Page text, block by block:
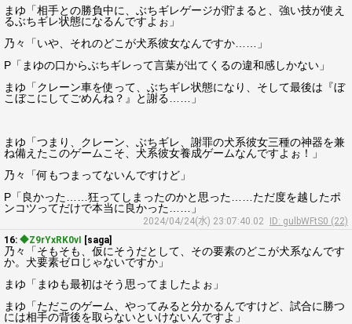
まゆ「相手との勝負中に、ぶちギレゲージが貯まると、強い技が使え
るぶちギレ状態になるんですよぉ」
乃々「いや、それのどこが犬系彼女なんですか……」
P「まゆの口からぶちギレって言葉が出てくるの違和感しかない」
まゆ「クレーン車を使って、ぶちギレ状態になり、そして最後は『ぼ
こぼこにしてごめんね？』と謝る……」
まゆ「つまり、クレーン、ぶちギレ、謝罪の犬系彼女三種の神器を兼
ね備えたこのゲームこそ、犬系彼女養成ゲームなんですよぉ！」
乃々「何もつまってないんですけど」
P「良かった……狂ってしまったのかと思った……ただ度を越したポ
ンコツってだけで本当に良かった……」
2024/04/24(水) 23:07:40.02
ID: gulbWFtS0 (22)
16: ◆Z9rYxRK0vI [saga]
乃々「そもそも、仮にそうだとして、その要素のどこが犬系なんです
か。犬要素ゼロじゃないですか」
まゆ「まゆも最初はそう思ってましたよぉ」
まゆ「ただこのゲーム、やってみると分かるんですけど、試合に勝つ
には相手の背後を取らないといけないんですよ」